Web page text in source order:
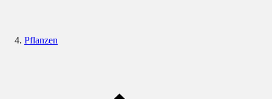
Pflanzen